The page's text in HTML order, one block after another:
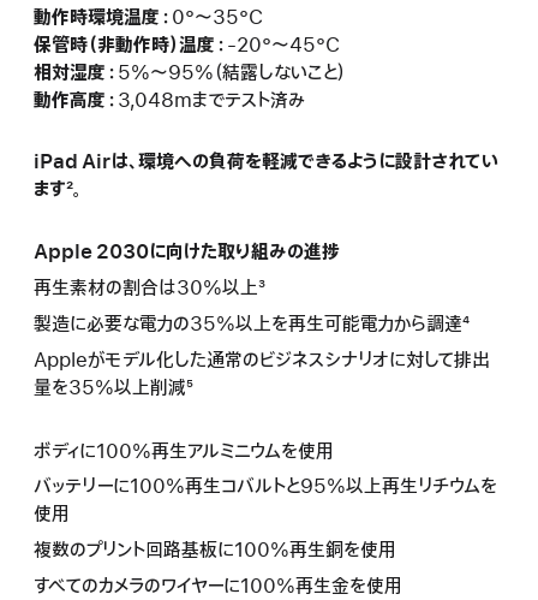
動作時環境温度： 0°〜35°C
保管時（非動作時）温度： -20°〜45°C
相対湿度： 5%〜95%（結露しないこと）
動作高度： 3,048mまでテスト済み
iPad Airは、環境への負荷を軽減できるように設計されてい
ます²。
Apple 2030に向けた取り組みの進捗
再生素材の割合は30%以上³
製造に必要な電力の35%以上を再生可能電力から調達⁴
Appleがモデル化した通常のビジネスシナリオに対して排出
量を35%以上削減⁵
ボディに100%再生アルミニウムを使用
バッテリーに100%再生コバルトと95%以上再生リチウムを
使用
複数のプリント回路基板に100%再生銅を使用
すべてのカメラのワイヤーに100%再生金を使用